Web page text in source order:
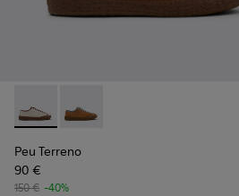
Peu Terreno - K101059-006 -
Peu Terreno - K101059-007
Peu Terreno
90 €
150 € -40%